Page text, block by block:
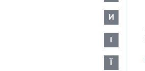
И
І
Ї